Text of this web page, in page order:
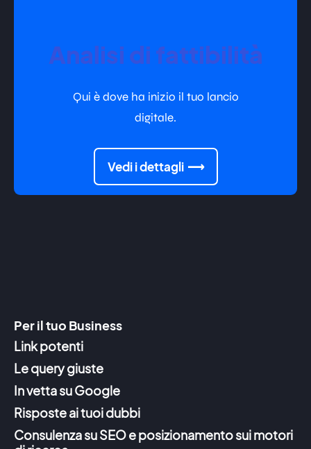
Analisi di fattibilità
Qui è dove ha inizio il tuo lancio
digitale.
Vedi i dettagli
Per il tuo Business
Link potenti
Le query giuste
In vetta su Google
Risposte ai tuoi dubbi
Consulenza su SEO e posizionamento sui motori